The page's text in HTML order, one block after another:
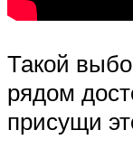
Такой
рядом
присущи